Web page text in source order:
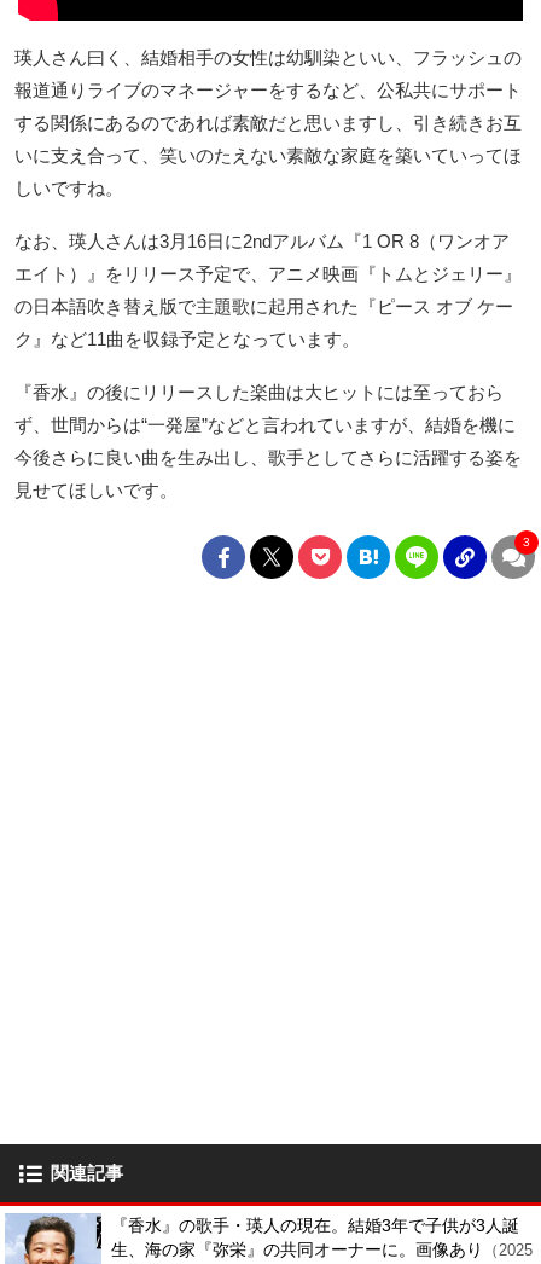
瑛人さん曰く、結婚相手の女性は幼馴染といい、フラッシュの
報道通りライブのマネージャーをするなど、公私共にサポート
する関係にあるのであれば素敵だと思いますし、引き続きお互
いに支え合って、笑いのたえない素敵な家庭を築いていってほ
しいですね。
なお、瑛人さんは3月16日に2ndアルバム『1 OR 8（ワンオア
エイト）』をリリース予定で、アニメ映画『トムとジェリー』
の日本語吹き替え版で主題歌に起用された『ピース オブ ケー
ク』など11曲を収録予定となっています。
『香水』の後にリリースした楽曲は大ヒットには至っておら
ず、世間からは“一発屋”などと言われていますが、結婚を機に
今後さらに良い曲を生み出し、歌手としてさらに活躍する姿を
見せてほしいです。
3
関連記事
『香水』の歌手・瑛人の現在。結婚3年で子供が3人誕
生、海の家『弥栄』の共同オーナーに。画像あり
（2025